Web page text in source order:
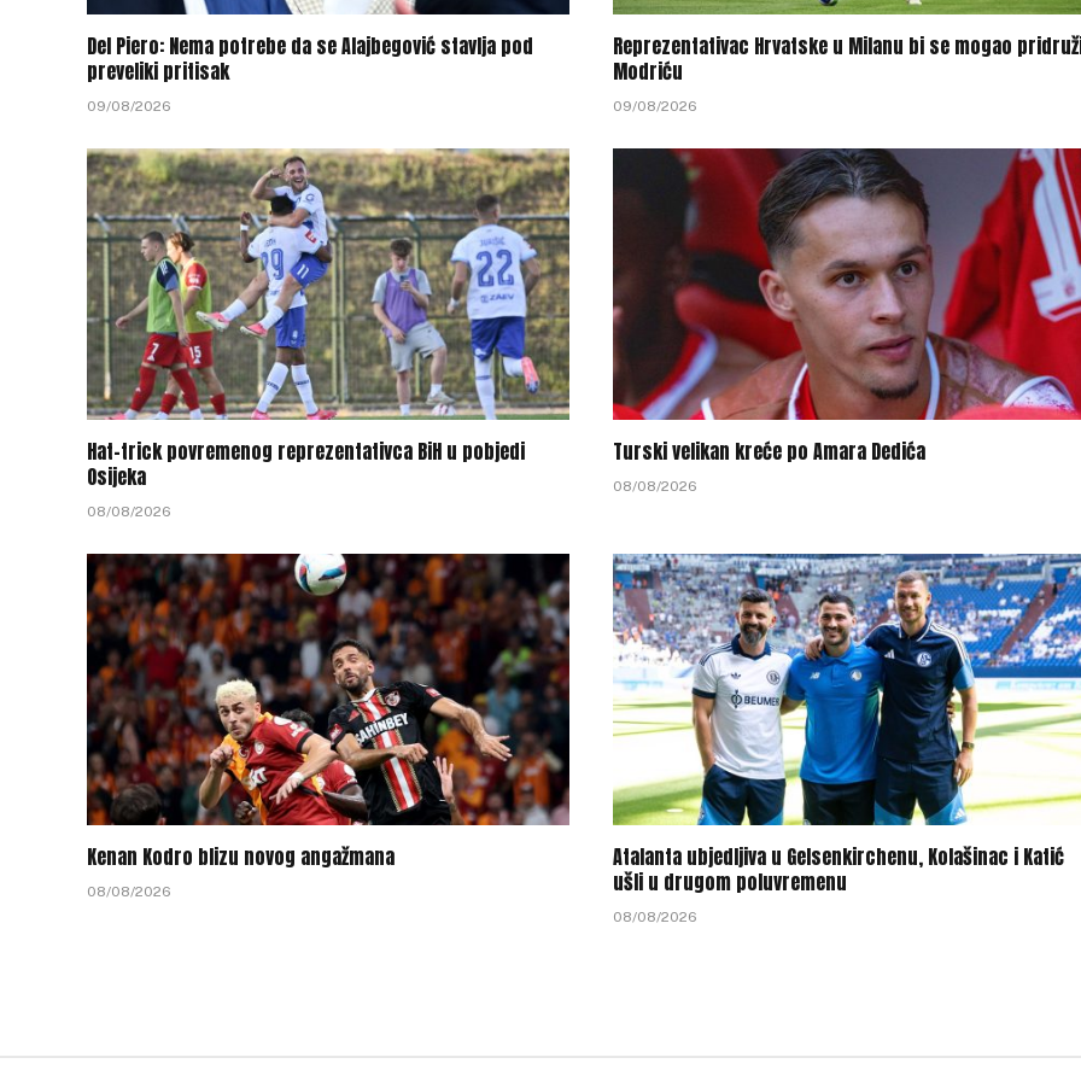
Del Piero: Nema potrebe da se Alajbegović stavlja pod
preveliki pritisak
09/08/2026
Reprezentativac Hrvatske u Milanu bi se mogao
Modriću
09/08/2026
Hat-trick povremenog reprezentativca BiH u pobjedi
Osijeka
08/08/2026
Turski velikan kreće po Amara Dedića
08/08/2026
Kenan Kodro blizu novog angažmana
08/08/2026
Atalanta ubjedljiva u Gelsenkirchenu, Kolašinac i Katić
ušli u drugom poluvremenu
08/08/2026